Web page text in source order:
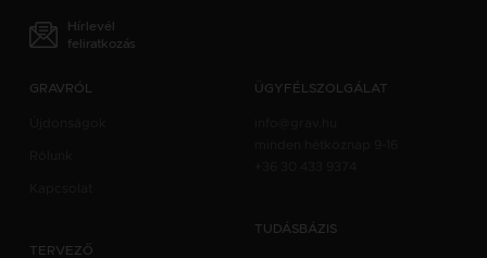
Hírlevél
feliratkozás
GRAVRÓL
TERVEZŐ
ÜGYFÉLSZOLGÁLAT
TUDÁSBÁZIS